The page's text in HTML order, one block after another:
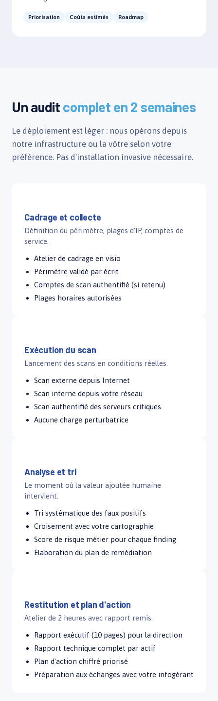
Priorisation Coûts estimés Roadmap
Un audit complet en 2 semaines
Le déploiement est léger : nous opérons depuis
notre infrastructure ou la vôtre selon votre
préférence. Pas d'installation invasive nécessaire.
Cadrage et collecte
Définition du périmètre, plages d'IP, comptes de
service.
Atelier de cadrage en visio
Périmètre validé par écrit
Comptes de scan authentifié (si retenu)
Plages horaires autorisées
Exécution du scan
Lancement des scans en conditions réelles.
Scan externe depuis Internet
Scan interne depuis votre réseau
Scan authentifié des serveurs critiques
Aucune charge perturbatrice
Analyse et tri
Le moment où la valeur ajoutée humaine
intervient.
Tri systématique des faux positifs
Croisement avec votre cartographie
Score de risque métier pour chaque finding
Élaboration du plan de remédiation
Restitution et plan d'action
Atelier de 2 heures avec rapport remis.
Rapport exécutif (10 pages) pour la direction
Rapport technique complet par actif
Plan d'action chiffré priorisé
Préparation aux échanges avec votre infogérant